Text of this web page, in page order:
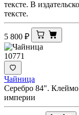
тексте. В
тексте.
5 800 ₽
10771
Чайница
Серебро 84".
империи